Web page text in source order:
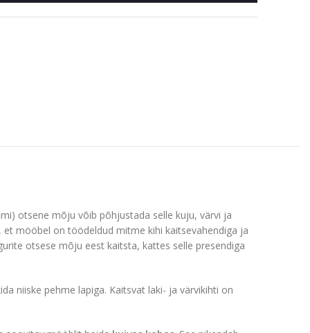
otsene mõju võib põhjustada selle kuju, värvi ja
mööbel on töödeldud mitme kihi kaitsevahendiga ja
otsese mõju eest kaitsta, kattes selle presendiga
niiske pehme lapiga. Kaitsvat laki- ja värvikihti on